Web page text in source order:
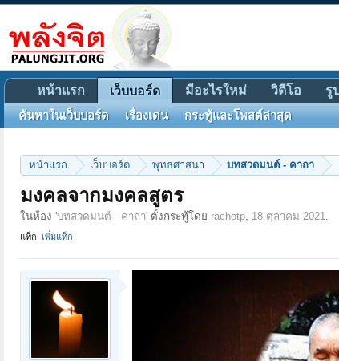
หน้าแรก เว็บบอร์ด พุทธศาสนา บทสวดมนต์ - คาถา
มงคลจากมงคลสูตร
ในห้อง 'บทสวดมนต์ - คาถา' ตั้งกระทู้โดย rachotp, 18 ตุลาคม 2021.
แท็ก: เพิ่มแท็ก
หน้าแรก เว็บบอร์ด
ค้นหาในเว็บบอร์ด เรื่องเด่น กระทู้และโพสต์ล่าสุด
มีอะไรใหม่ วิดีโอ รู